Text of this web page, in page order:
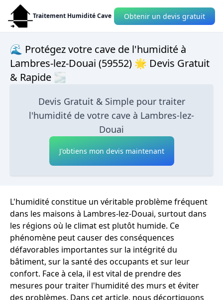
Traitement Humidité Cave Obtenir un devis gratuit
🌊 Protégez votre cave de l'humidité à
Lambres-lez-Douai (59552) 🌟 Devis Gratuit
& Rapide 🌫
Devis Gratuit & Simple pour traiter
l'humidité de votre cave à Lambres-lez-
Douai
J'obtiens mon devis maintenant
L'humidité constitue un véritable problème fréquent
dans les maisons à Lambres-lez-Douai, surtout dans
les régions où le climat est plutôt humide. Ce
phénomène peut causer des conséquences
défavorables importantes sur la intégrité du
bâtiment, sur la santé des occupants et sur leur
confort. Face à cela, il est vital de prendre des
mesures pour traiter l'humidité des murs et éviter
des problèmes. Dans cet article, nous décortiquons